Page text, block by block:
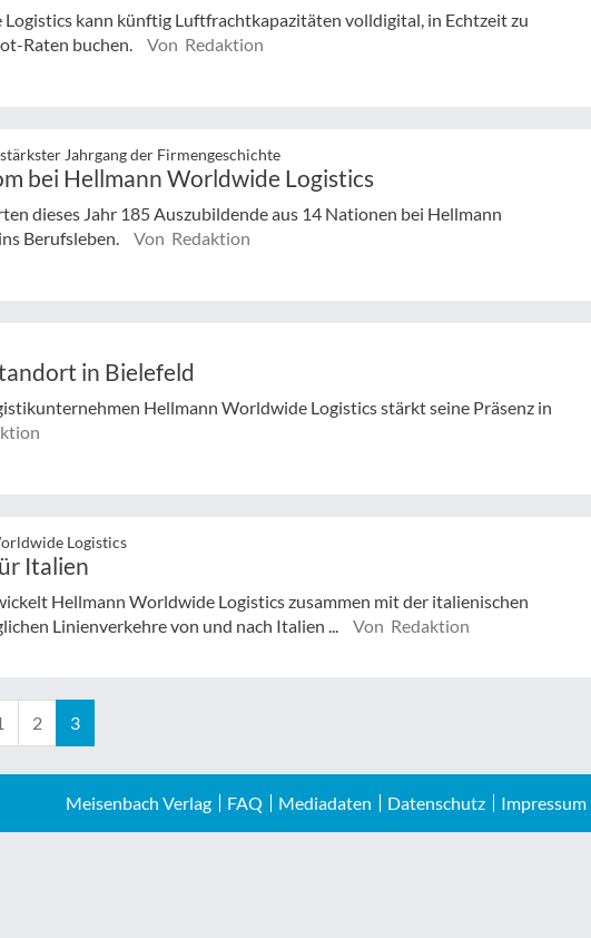
kann künftig Luftfrachtkapazitäten volldigital, in Echtzeit zu
Raten buchen.
Von Redaktion
Jahrgang der Firmengeschichte
bei Hellmann Worldwide Logistics
dieses Jahr 185 Auszubildende aus 14 Nationen bei Hellmann
Berufsleben.
Von Redaktion
in Bielefeld
Hellmann Worldwide Logistics stärkt seine Präsenz in
Logistics
Italien
Hellmann Worldwide Logistics zusammen mit der italienischen
Linienverkehre von und nach Italien ...
Von Redaktion
2 3
Meisenbach Verlag FAQ Mediadaten Datenschutz Impressum